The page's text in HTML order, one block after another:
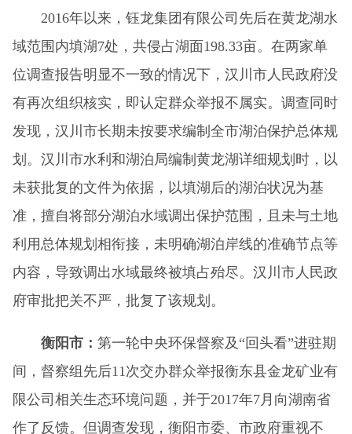
2016年以来，钰龙集团有限公司先后在黄龙湖水
域范围内填湖7处，共侵占湖面198.33亩。在两家单
位调查报告明显不一致的情况下，汉川市人民政府没
有再次组织核实，即认定群众举报不属实。调查同时
发现，汉川市长期未按要求编制全市湖泊保护总体规
划。汉川市水利和湖泊局编制黄龙湖详细规划时，以
未获批复的文件为依据，以填湖后的湖泊状况为基
准，擅自将部分湖泊水域调出保护范围，且未与土地
利用总体规划相衔接，未明确湖泊岸线的准确节点等
内容，导致调出水域最终被填占殆尽。汉川市人民政
府审批把关不严，批复了该规划。
衡阳市：第一轮中央环保督察及“回头看”进驻期
间，督察组先后11次交办群众举报衡东县金龙矿业有
限公司相关生态环境问题，并于2017年7月向湖南省
作了反馈。但调查发现，衡阳市委、市政府重视不